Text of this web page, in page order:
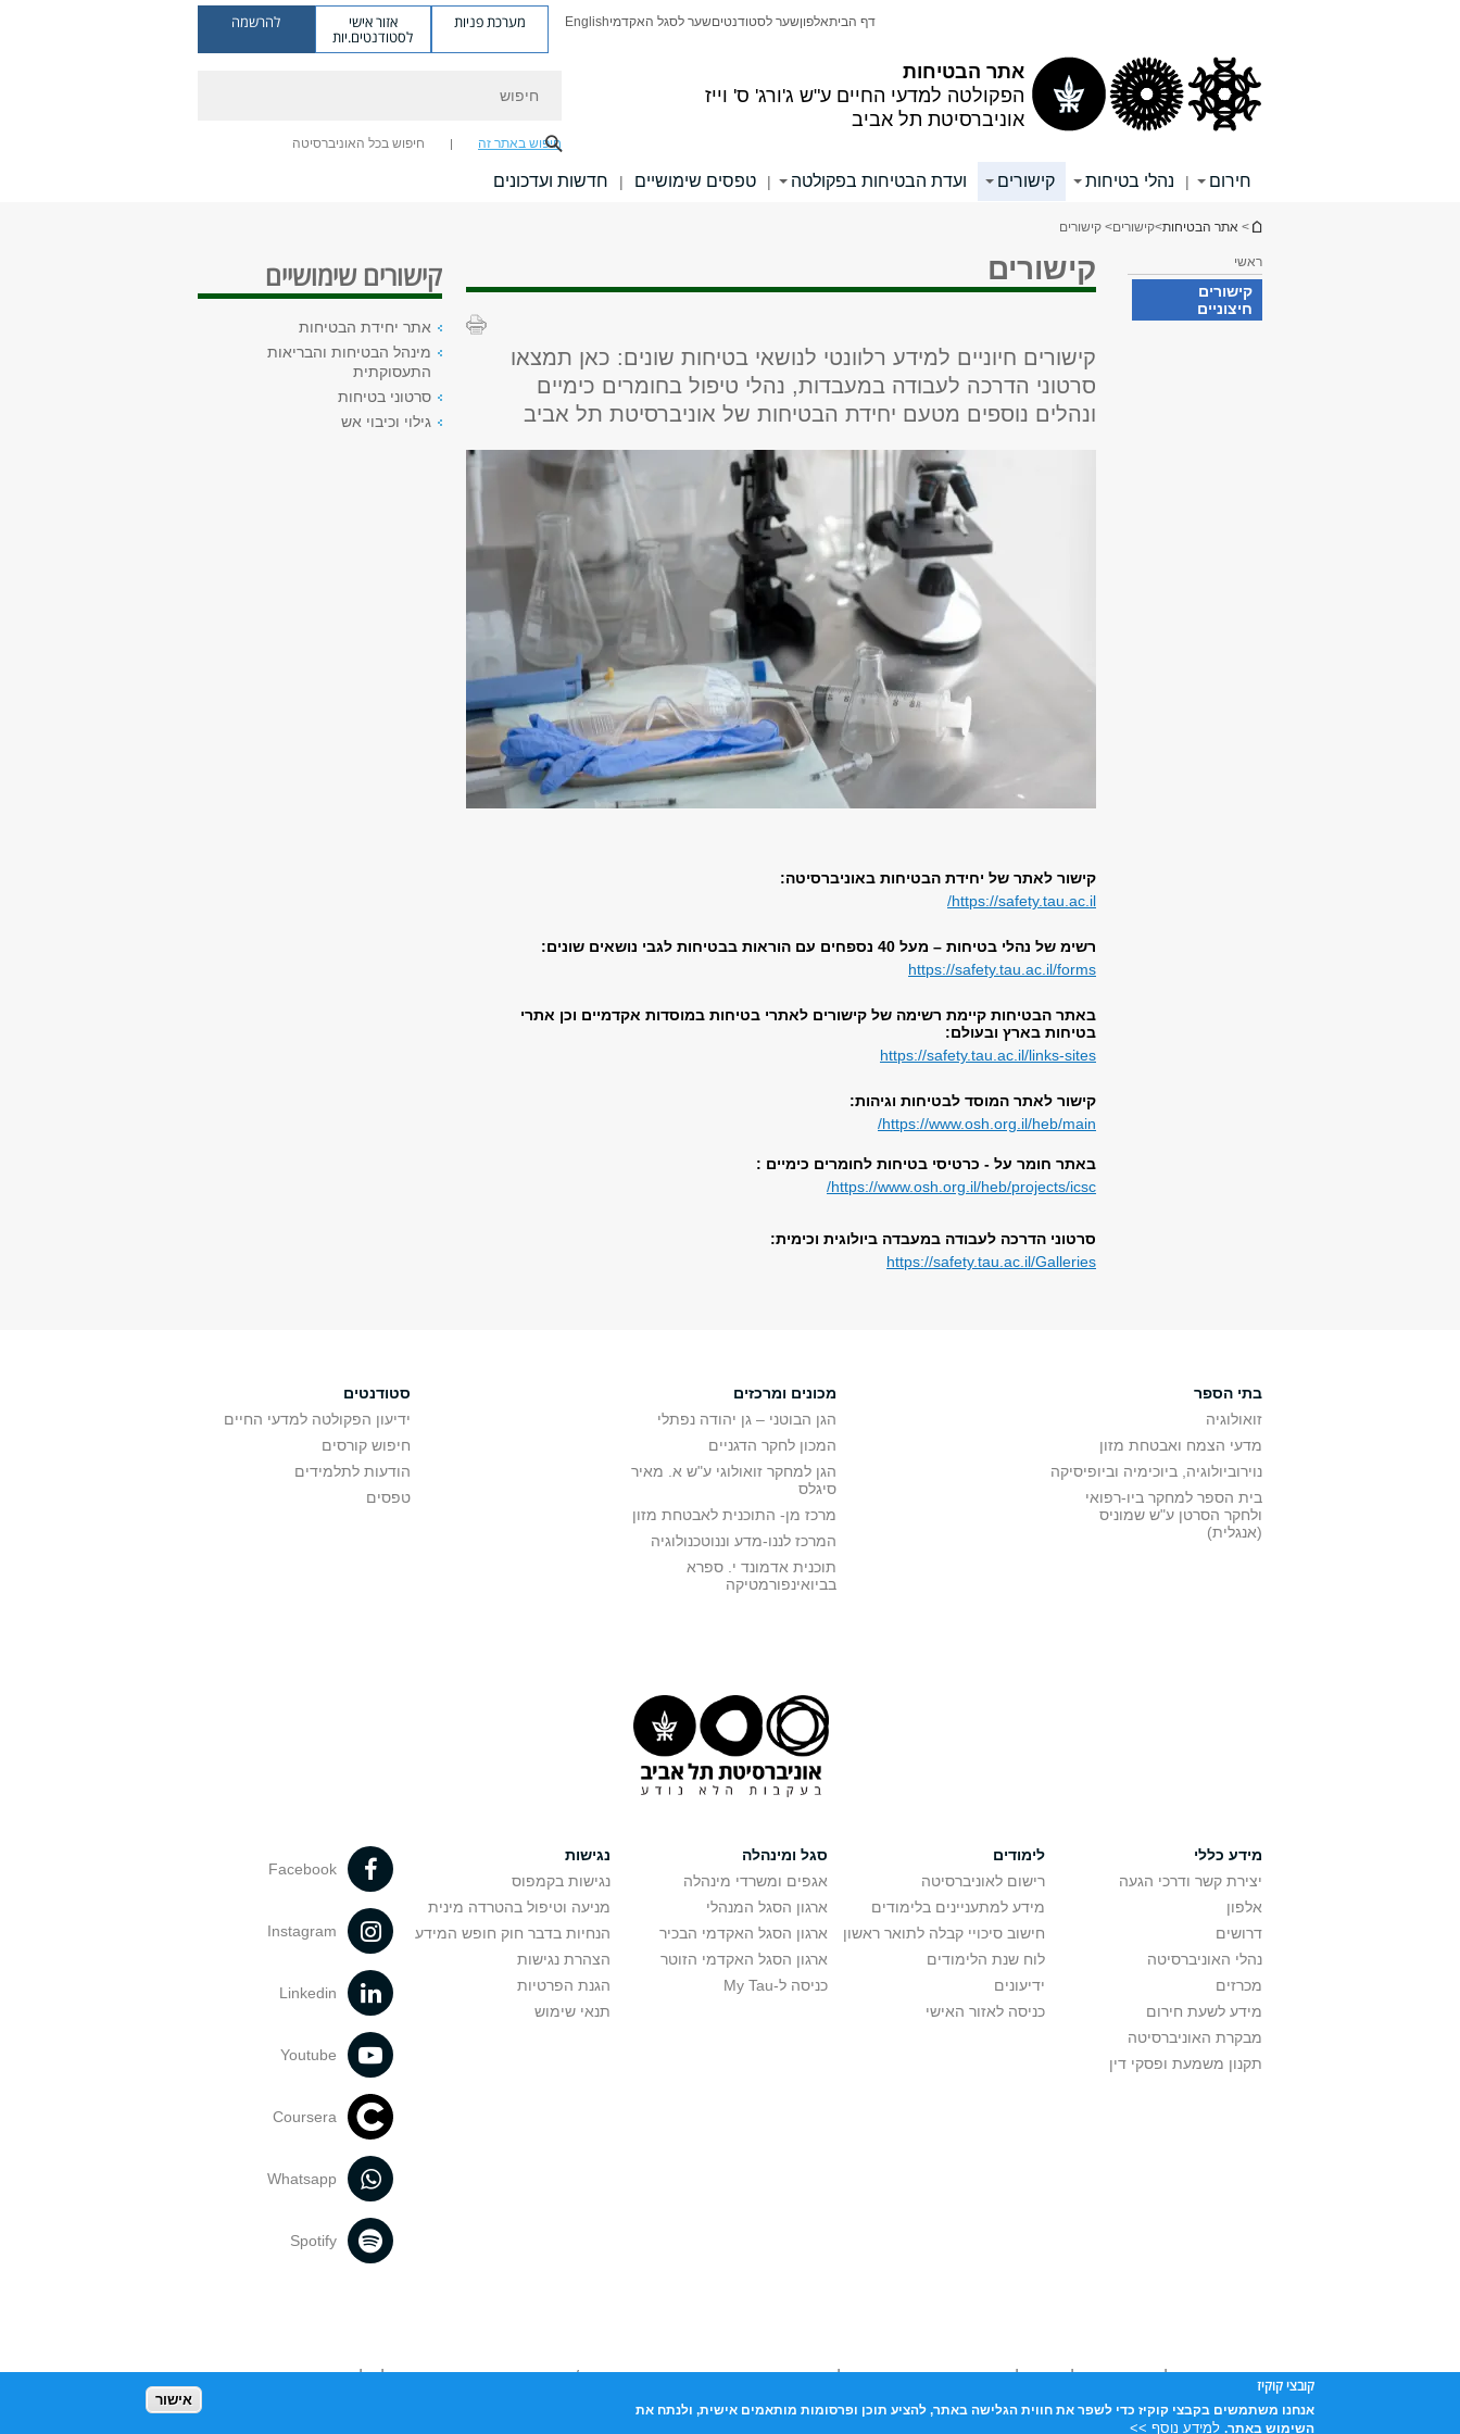
אתר הבטיחות
הפקולטה למדעי החיים ע"ש ג'ורג' ס' וייז
אוניברסיטת תל אביב
דף הביתאלפוןשער לסטודנטיםשער לסגל האקדמיEnglish מערכת פניות אזור אישי
לסטודנטים.יות
להרשמה
חיפוש באתר זה חיפוש בכל האוניברסיטה
חירום | נהלי בטיחות קישורים ועדת הבטיחות בפקולטה | טפסים שימושיים | חדשות ועדכונים
הינך נמצא כאן
> אתר הבטיחות>קישורים> קישורים
ראשי
קישורים
חיצוניים
קישורים
קישורים חיוניים למידע רלוונטי לנושאי בטיחות שונים: כאן תמצאו
סרטוני הדרכה לעבודה במעבדות, נהלי טיפול בחומרים כימיים
ונהלים נוספים מטעם יחידת הבטיחות של אוניברסיטת תל אביב
קישור לאתר של יחידת הבטיחות באוניברסיטה:
https://safety.tau.ac.il
/
רשימ של נהלי בטיחות – מעל 40 נספחים עם הוראות בבטיחות לגבי נושאים שונים:
https://safety.tau.ac.il/forms
באתר הבטיחות קיימת רשימה של קישורים לאתרי בטיחות במוסדות אקדמיים וכן אתרי
בטיחות בארץ ובעולם:
https://safety.tau.ac.il/links-sites
קישור לאתר המוסד לבטיחות וגיהות:
https://www.osh.org.il/heb/main/
באתר חומר על - כרטיסי בטיחות לחומרים כימיים :
https://www.osh.org.il/heb/projects/icsc/
סרטוני הדרכה לעבודה במעבדה ביולוגית וכימית:
https://safety.tau.ac.il/Galleries
קישורים שימושיים
אתר יחידת הבטיחות
מינהל הבטיחות והבריאות
התעסוקתית
סרטוני בטיחות
גילוי וכיבוי אש
בתי הספר
זואולוגיה
מדעי הצמח ואבטחת מזון
נוירוביולוגיה, ביוכימיה וביופיסיקה
בית הספר למחקר ביו-רפואי
ולחקר הסרטן ע"ש שמוניס
(אנגלית)
מכונים ומרכזים
הגן הבוטני – גן יהודה נפתלי
המכון לחקר הדגניים
הגן למחקר זואולוגי ע"ש א. מאיר
סיגלס
מרכז מן- התוכנית לאבטחת מזון
המרכז לננו-מדע וננוטכנולוגיה
תוכנית אדמונד י. ספרא
בביואינפורמטיקה
סטודנטים
ידיעון הפקולטה למדעי החיים
חיפוש קורסים
הודעות לתלמידים
טפסים
מידע כללי
יצירת קשר ודרכי הגעה
אלפון
דרושים
נהלי האוניברסיטה
מכרזים
מידע לשעת חירום
מבקרת האוניברסיטה
תקנון משמעת ופסקי דין
לימודים
רישום לאוניברסיטה
מידע למתעניינים בלימודים
חישוב סיכויי קבלה לתואר ראשון
לוח שנת הלימודים
ידיעונים
כניסה לאזור האישי
סגל ומינהלה
אגפים ומשרדי מינהלה
ארגון הסגל המנהלי
ארגון הסגל האקדמי הבכיר
ארגון הסגל האקדמי הזוטר
כניסה ל-My Tau
נגישות
נגישות בקמפוס
מניעה וטיפול בהטרדה מינית
הנחיות בדבר חוק חופש המידע
הצהרת נגישות
הגנת הפרטיות
תנאי שימוש
Facebook
Instagram
Linkedin
Youtube
Coursera
Whatsapp
Spotify
אוניברסיטת תל אביב עושה כל מאמץ לכבד זכויות יוצרים. אם בבעלותך זכויות יוצרים בתכנים שנמצאים פה ו/או השימוש שנעשה בתכנים אלה לדעתך מפר זכויות
שנעשה בתכנים אלה לדעתך מפר זכויות
אוניברסיטת תל-אביב, ת.ד. 39040, תל-אביב 6997801
קובצי קוקיז
אנחנו משתמשים בקבצי קוקיז כדי לשפר את חווית הגלישה באתר, להציע תוכן ופרסומות מותאמים אישית, ולנתח את
השימוש באתר. למידע נוסף >>
אישור